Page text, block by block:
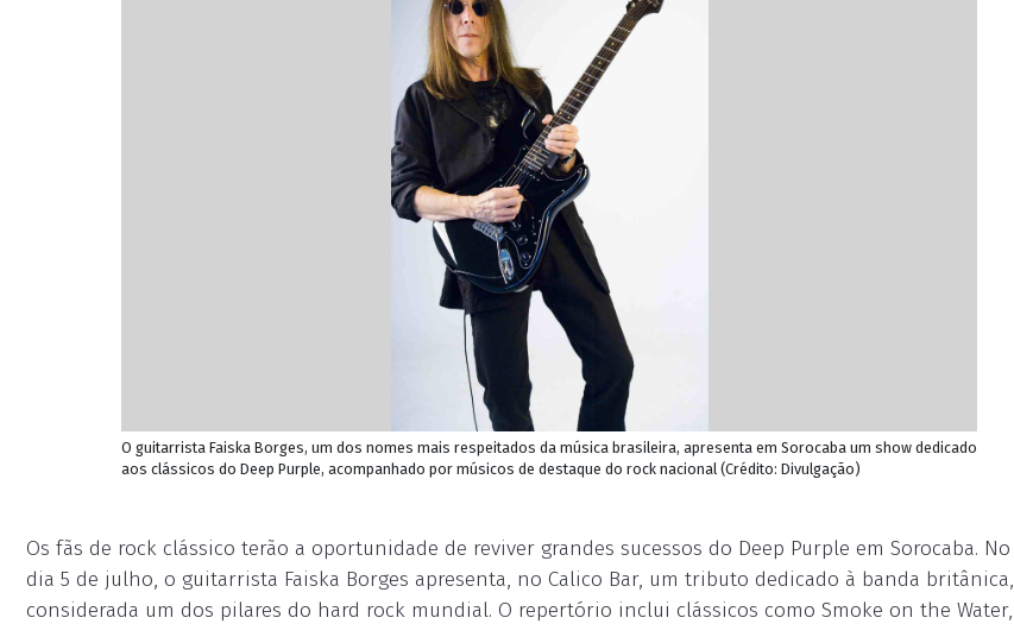
O guitarrista Faiska Borges, um dos nomes mais respeitados da música brasileira, apresenta em Sorocaba um show dedicado
aos clássicos do Deep Purple, acompanhado por músicos de destaque do rock nacional (Crédito: Divulgação)
Os fãs de rock clássico terão a oportunidade de reviver grandes sucessos do Deep Purple em Sorocaba. No
dia 5 de julho, o guitarrista Faiska Borges apresenta, no Calico Bar, um tributo dedicado à banda britânica,
considerada um dos pilares do hard rock mundial. O repertório inclui clássicos como Smoke on the Water,